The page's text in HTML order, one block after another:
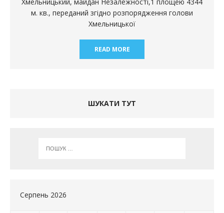
м. кв., переданий згідно розпорядження голови
Хмельницької
READ MORE
ШУКАТИ ТУТ
Серпень 2026